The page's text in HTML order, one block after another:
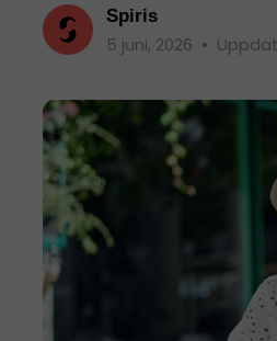
Spiris
5 juni, 2026 •